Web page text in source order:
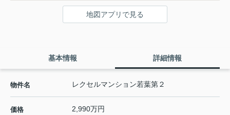
地図アプリで見る
基本情報 詳細情報
物件名 レクセルマンション若葉第２
価格 2,990万円